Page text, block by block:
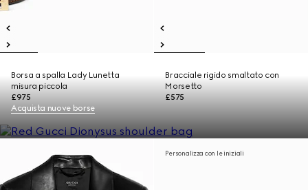
Borsa a spalla Lady Lunetta
misura piccola
£975
Bracciale rigido smaltato con
Morsetto
£575
Acquista nuove borse
Personalizza con le iniziali